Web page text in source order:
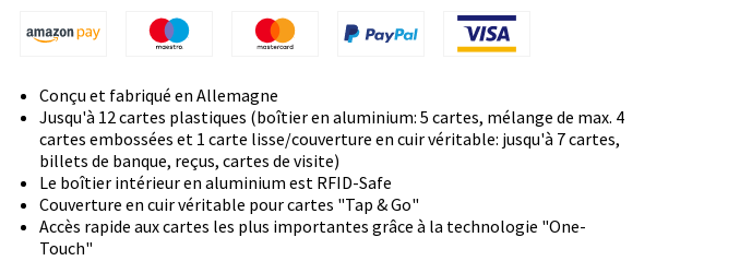
Conçu et fabriqué en Allemagne
Jusqu'à 12 cartes plastiques (boîtier en aluminium: 5 cartes, mélange de max. 4
cartes embossées et 1 carte lisse/couverture en cuir véritable: jusqu'à 7 cartes,
billets de banque, reçus, cartes de visite)
Le boîtier intérieur en aluminium est RFID-Safe
Couverture en cuir véritable pour cartes "Tap & Go"
Accès rapide aux cartes les plus importantes grâce à la technologie "One-
Touch"